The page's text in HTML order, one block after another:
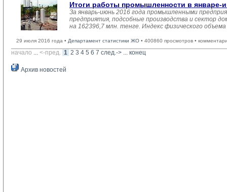
Итоги работы промышленности в январе-
За январь-июнь 2016 года промышленными
предприятия, подсобные производства и сектор
на 162396,7 млн. тенге. Индекс физического
29 июля 2016 года • Департамент статистики ЖО • 400860 просмотров •
начало ... <-пред. 1 2 3 4 5 6 7 след.-> ... конец
Архив новостей